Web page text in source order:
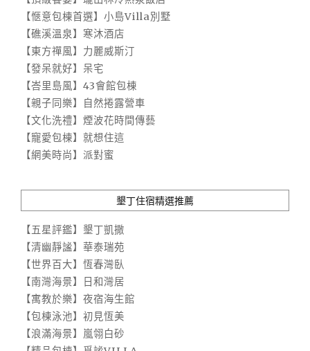
【愜意包棟首選】小島Villa別墅
【礁溪溫泉】寒沐酒店
【東方禪風】力麗威斯汀
【發呆就好】呆宅
【峇里島風】43會館包棟
【親子同樂】自然捲露營車
【文化洗禮】煙波花時間傳藝
【寵愛包棟】就想住這
【網美時尚】派對蜜
墾丁住宿精選推薦
【五星評鑑】墾丁凱撒
【清幽靜謐】華泰瑞苑
【世界百大】恆春灣臥
【南灣海景】日和灣居
【寓教於樂】夜宿海生館
【包棟泳池】初見恆美
【浪滿海景】嵐翎白砂